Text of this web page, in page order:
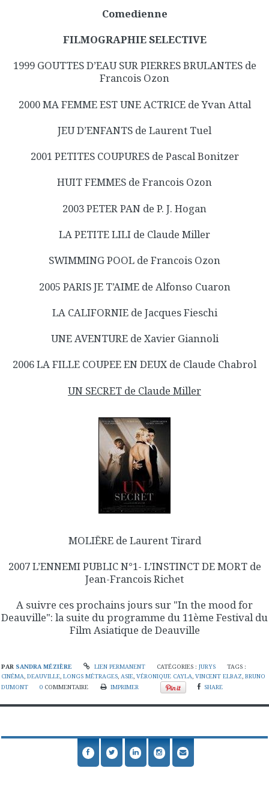
Comedienne
FILMOGRAPHIE SELECTIVE
1999 GOUTTES D’EAU SUR PIERRES BRULANTES de
Francois Ozon
2000 MA FEMME EST UNE ACTRICE de Yvan Attal
JEU D’ENFANTS de Laurent Tuel
2001 PETITES COUPURES de Pascal Bonitzer
HUIT FEMMES de Francois Ozon
2003 PETER PAN de P. J. Hogan
LA PETITE LILI de Claude Miller
SWIMMING POOL de Francois Ozon
2005 PARIS JE T’AIME de Alfonso Cuaron
LA CALIFORNIE de Jacques Fieschi
UNE AVENTURE de Xavier Giannoli
2006 LA FILLE COUPEE EN DEUX de Claude Chabrol
UN SECRET de Claude Miller
MOLIĒRE de Laurent Tirard
2007 L’ENNEMI PUBLIC N°1- L’INSTINCT DE MORT de
Jean-Francois Richet
A suivre ces prochains jours sur "In the mood for
Deauville": la suite du programme du 11ème Festival du
Film Asiatique de Deauville
PAR SANDRA MÉZIÈRE LIEN PERMANENT CATÉGORIES :JURYS
TAGS :
CINÉMA, DEAUVILLE, LONGS MÉTRAGES, ASIE, VÉRONIQUE CAYLA, VINCENT ELBAZ, BRUNO
DUMONT
0 COMMENTAIRE IMPRIMER SHARE